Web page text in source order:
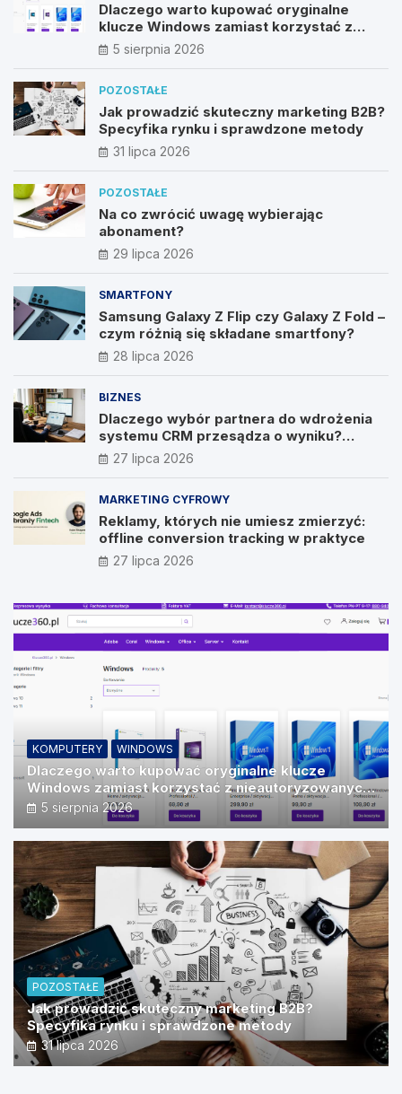
Dlaczego warto kupować oryginalne
klucze Windows zamiast korzystać z
nieautoryzowanych źródeł?
5 sierpnia 2026
POZOSTAŁE
Jak prowadzić skuteczny marketing B2B?
Specyfika rynku i sprawdzone metody
31 lipca 2026
POZOSTAŁE
Na co zwrócić uwagę wybierając
abonament?
29 lipca 2026
SMARTFONY
Samsung Galaxy Z Flip czy Galaxy Z Fold –
czym różnią się składane smartfony?
28 lipca 2026
BIZNES
Dlaczego wybór partnera do wdrożenia
systemu CRM przesądza o wyniku?
Wywiad z Pawłem Prymakowskim, CEO IT
Vision
27 lipca 2026
MARKETING CYFROWY
Reklamy, których nie umiesz zmierzyć:
offline conversion tracking w praktyce
27 lipca 2026
KOMPUTERY WINDOWS
Dlaczego warto kupować oryginalne klucze
Windows zamiast korzystać z nieautoryzowanych
źródeł?
5 sierpnia 2026
POZOSTAŁE
Jak prowadzić skuteczny marketing B2B?
Specyfika rynku i sprawdzone metody
31 lipca 2026